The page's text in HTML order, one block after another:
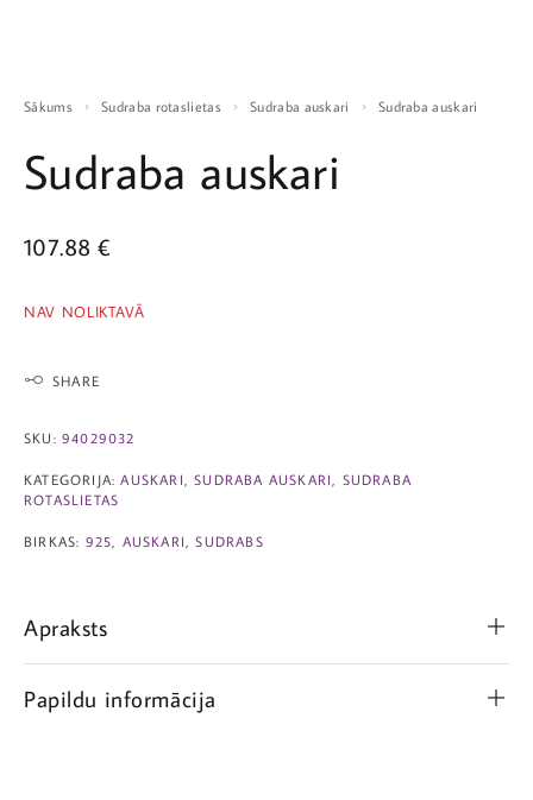
Sākums Sudraba rotaslietas Sudraba auskari Sudraba auskari
Sudraba auskari
107.88 €
NAV NOLIKTAVĀ
SHARE
SKU: 94029032
KATEGORIJA:AUSKARI ,SUDRABA AUSKARI
SUDRABA
ROTASLIETAS
BIRKAS: 925 AUSKARI ,SUDRABS
Apraksts
Papildu informācija